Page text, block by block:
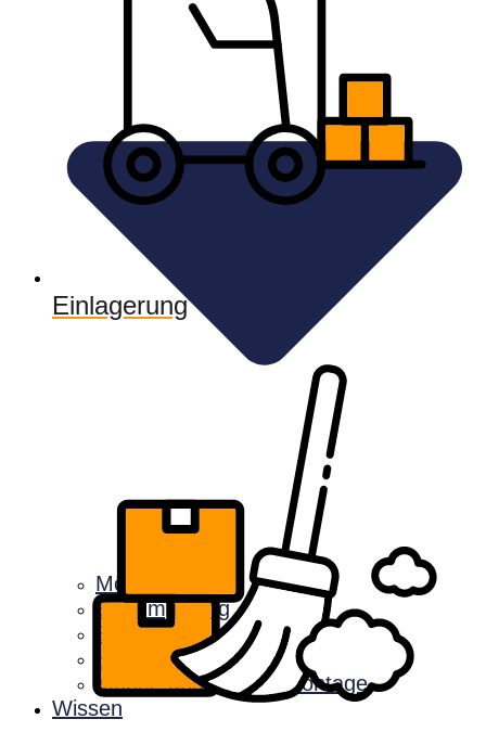
Möbellift
Entrümpelung
Einlagerung
Halteverbotszonen
Möbel- und Küchenmontage
Wissen
Einlagerung